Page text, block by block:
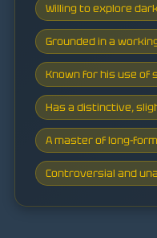
Willing to explore
Grounded in a
Known for his use of
Has a distinctive,
A master of long-
Controversial and